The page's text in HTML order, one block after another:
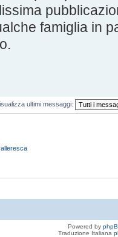
famiglia in
ultimi messaggi:
Powered by
Traduzione Italiana